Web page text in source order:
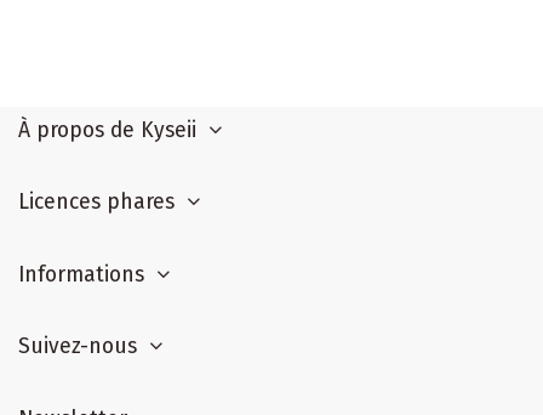
À propos de Kyseii
Licences phares
Informations
Suivez-nous